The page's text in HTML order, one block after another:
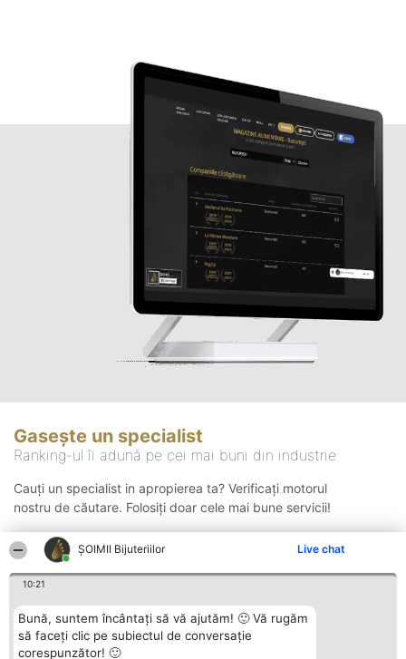
ŞOIMII Bijuteriilor Live chat
10:21
Bună, suntem încântați să vă ajutăm! 🙂 Vă rugăm
să faceți clic pe subiectul de conversație
corespunzător! 🙂
Gasește un specialist
Ranking-ul îi adună pe cei mai buni din industrie
Cauți un specialist in apropierea ta? Verificați motorul
nostru de căutare. Folosiți doar cele mai bune servicii!